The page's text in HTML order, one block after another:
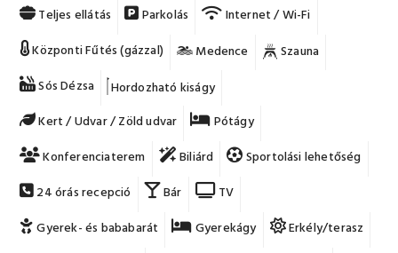
Teljes ellátás
Parkolás
Internet / Wi-Fi
Központi Fűtés (gázzal)
Medence
Szauna
Sós Dézsa
Hordozható kiságy
Kert / Udvar / Zöld udvar
Pótágy
Konferenciaterem
Biliárd
Sportolási lehetőség
24 órás recepció
Bár
TV
Gyerek- és bababarát
Gyerekágy
Erkély/terasz